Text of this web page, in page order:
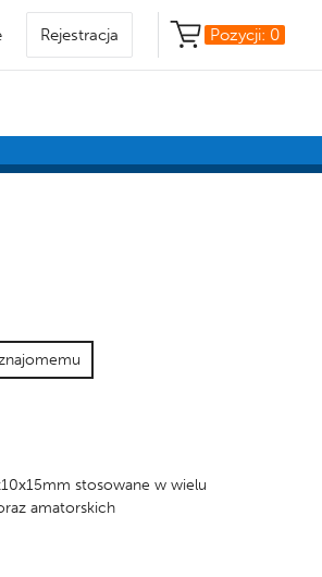
Rejestracja Pozycji: 0
stosowane w wielu
amatorskich